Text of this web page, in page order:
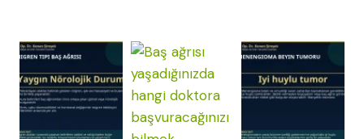
KAPSAMLI
REHBER
(2026)